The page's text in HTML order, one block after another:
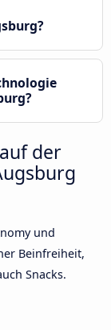
der
und
Beinfreiheit,
Snacks.